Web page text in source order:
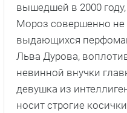
вышедшей в 2000
Мороз совершенно не
выдающихся
Льва Дурова,
невинной внучки
девушка из
носит строгие